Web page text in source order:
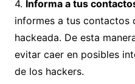
4. Informa a tus
informes a tus contactos
hackeada. De esta
evitar caer en posibles
de los hackers.